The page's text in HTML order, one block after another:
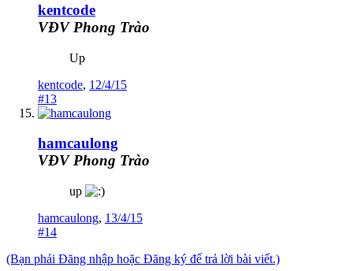
kentcode
VĐV Phong Trào
Up
kentcode, 12/4/15
#13
hamcaulong
VĐV Phong Trào
up
hamcaulong, 13/4/15
#14
(Bạn phải Đăng nhập hoặc Đăng ký để trả lời bài viết.)